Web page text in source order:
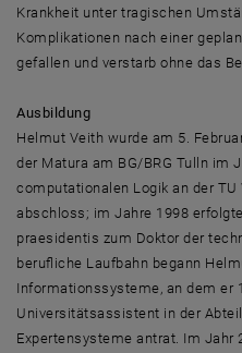
Krankheit unter tragischen
Komplikationen nach einer
gefallen und verstarb ohne das
Ausbildung
Helmut Veith wurde am 5.
der Matura am BG/BRG Tulln im
computationalen Logik an der
abschloss; im Jahre 1998
praesidentis zum Doktor der
berufliche Laufbahn begann
Informationssysteme, an dem er
Universitätsassistent in der
Expertensysteme antrat. Im